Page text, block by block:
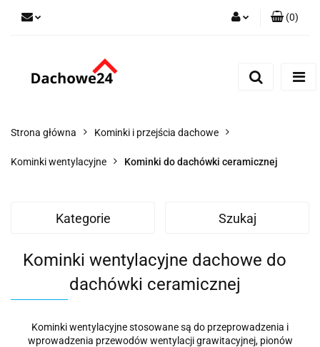
(0)
Strona główna Kominki i przejścia dachowe
Kominki wentylacyjne Kominki do dachówki ceramicznej
Kategorie Szukaj
Kominki wentylacyjne dachowe do
dachówki ceramicznej
Kominki wentylacyjne stosowane są do przeprowadzenia i
wprowadzenia przewodów wentylacji grawitacyjnej, pionów